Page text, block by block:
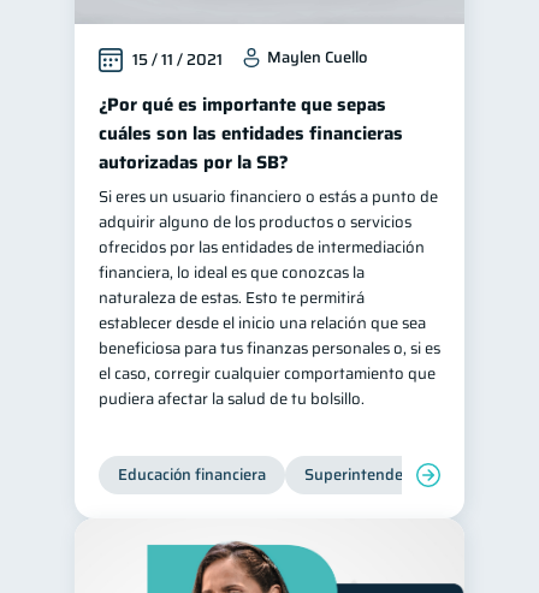
15 / 11 / 2021 Maylen Cuello
¿Por qué es importante que sepas
cuáles son las entidades financieras
autorizadas por la SB?
Si eres un usuario financiero o estás a punto de
adquirir alguno de los productos o servicios
ofrecidos por las entidades de intermediación
financiera, lo ideal es que conozcas la
naturaleza de estas. Esto te permitirá
establecer desde el inicio una relación que sea
beneficiosa para tus finanzas personales o, si es
el caso, corregir cualquier comportamiento que
pudiera afectar la salud de tu bolsillo.
Educación financiera Superintendencia de Bancos